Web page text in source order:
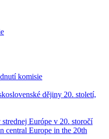
komisie
dějiny 20. století,
Európe v 20. storočí
central Europe in the 20th